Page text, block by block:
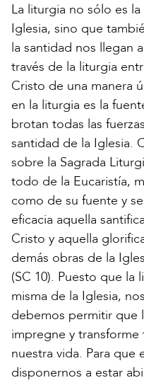
La liturgia no sólo es
Iglesia, sino que
la santidad nos llegan
través de la liturgia
Cristo de una manera
en la liturgia es la
brotan todas las
santidad de la Iglesia.
sobre la Sagrada
todo de la Eucaristía,
como de su fuente y
eficacia aquella
Cristo y aquella
demás obras de la
(SC 10). Puesto que la
misma de la Iglesia,
debemos permitir que
impregne y
nuestra vida. Para que
disponernos a estar